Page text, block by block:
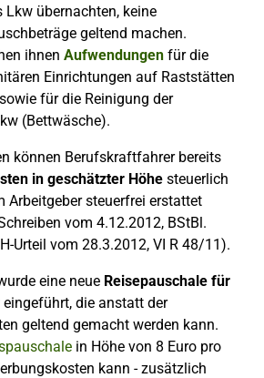
übernachten, keine
geltend machen.
ihnen Aufwendungen für die
Einrichtungen auf Raststätten
für die Reinigung der
(Bettwäsche).
können Berufskraftfahrer bereits
in geschätzter Höhe steuerlich
Arbeitgeber steuerfrei erstattet
vom 4.12.2012, BStBl.
Urteil vom 28.3.2012, VI R 48/11).
eine neue Reisepauschale für
eingeführt, die anstatt der
geltend gemacht werden kann.
in Höhe von 8 Euro pro
kann - zusätzlich